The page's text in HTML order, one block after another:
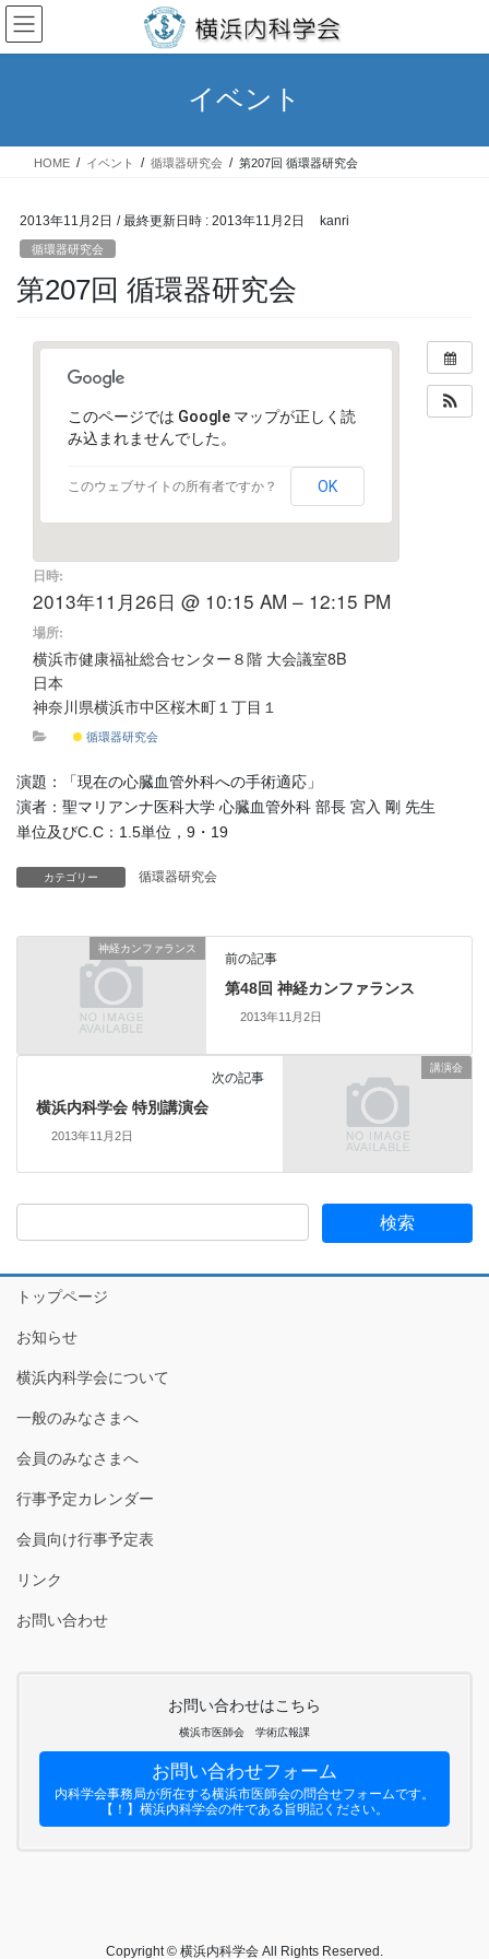
コ
ン
テ
ス
ナ
ビ
ゲ
ン
イベント
HOME イベント 循環器研究会 第207回 循環器研究会
2013年11月2日 / 最終更新日時 : 2013年11月2日 kanri
循環器研究会
第207回 循環器研究会
このページでは Google マップが正しく読
み込まれませんでした。
このウェブサイトの所有者ですか？ OK
日時:
2013年11月26日 @ 10:15 AM – 12:15 PM
場所:
横浜市健康福祉総合センター８階 大会議室8B
日本
神奈川県横浜市中区桜木町１丁目１
循環器研究会
演題：「現在の心臓血管外科への手術適応」
演者：聖マリアンナ医科大学 心臓血管外科 部長 宮入 剛 先生
単位及びC.C：1.5単位，9・19
カテゴリー 循環器研究会
神経カンファランス
前の記事
第48回 神経カンファランス
2013年11月2日
講演会
次の記事
横浜内科学会 特別講演会
2013年11月2日
トップページ
お知らせ
横浜内科学会について
一般のみなさまへ
会員のみなさまへ
行事予定カレンダー
会員向け行事予定表
リンク
お問い合わせ
お問い合わせはこちら
横浜市医師会 学術広報課
お問い合わせフォーム
内科学会事務局が所在する横浜市医師会の問合せフォームです。
【！】横浜内科学会の件である旨明記ください。
Copyright © 横浜内科学会 All Rights Reserved.